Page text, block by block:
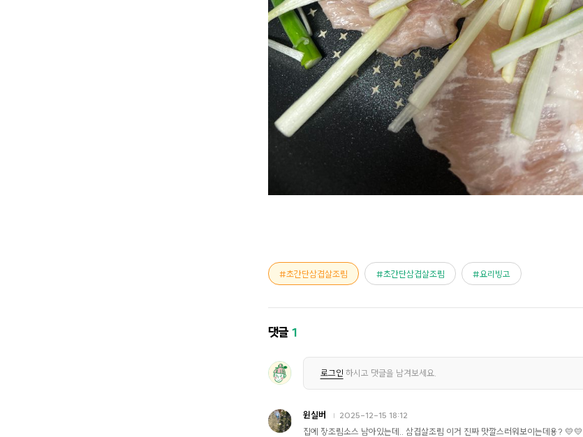
초간단삼겹살조림 초간단삼겹살조림 요리빙고
댓글1
로그인 하시고 댓글을 남겨보세요.
윈실버 2025-12-15 18:12
집에 장조림소스 남아있는데.. 삼겹살조림 이거 진짜 맛깔스러워보이는데용? 💛💛